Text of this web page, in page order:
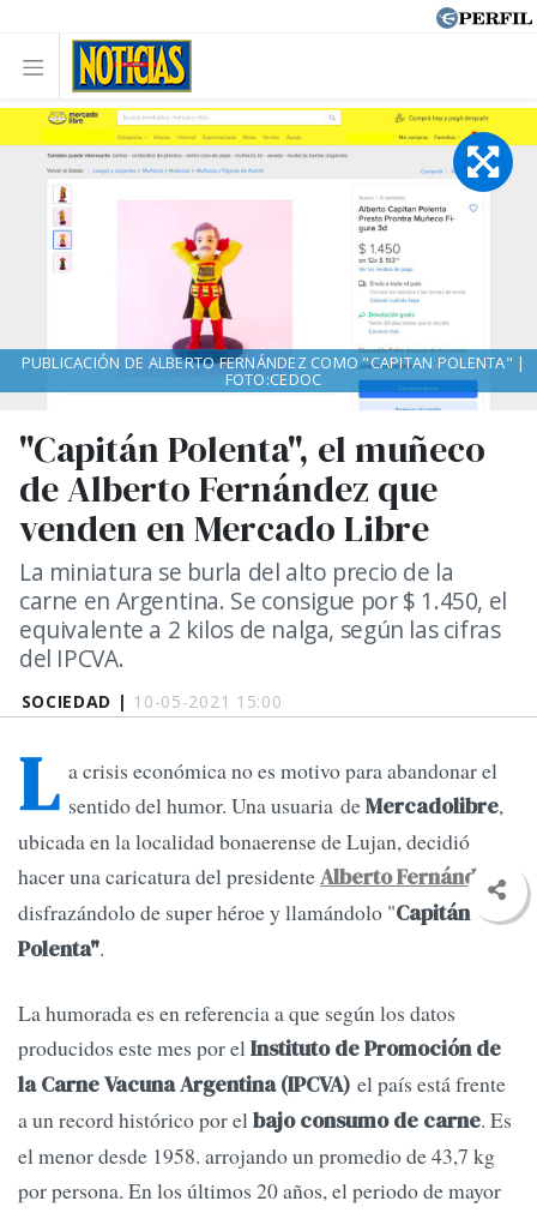
SOCIEDAD | 10-05-2021 15:00
"Capitán Polenta", el muñeco
de Alberto Fernández que
venden en Mercado Libre
La miniatura se burla del alto precio de la
carne en Argentina. Se consigue por $ 1.450, el
equivalente a 2 kilos de nalga, según las cifras
del IPCVA.
PUBLICACIÓN DE ALBERTO FERNÁNDEZ COMO "CAPITAN POLENTA" |
FOTO:CEDOC
L a crisis económica no es motivo para abandonar el
sentido del humor. Una usuaria deMercadolibre,
ubicada en la localidad bonaerense de Lujan, decidió
hacer una caricatura del presidenteAlberto Fernández
disfrazándolo de super héroe y llamándolo "Capitán
Polenta".
La humorada es en referencia a que según los datos
producidos este mes por elInstituto de Promoción de
la Carne Vacuna Argentina (IPCVA) el país está frente
a un record histórico por elbajo consumo de carne. Es
el menor desde 1958. arrojando un promedio de 43,7 kg
por persona. En los últimos 20 años, el periodo de mayor